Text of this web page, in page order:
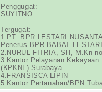
Penggugat:
SUYITNO
Tergugat:
1.PT. BPR LESTARI
Penerus BPR BABAT
2.NURUL FITRIA, SH, M.Kn
3.Kantor Pelayanan Kekayaan
(KPKNL) Surabaya
4.FRANSISCA LIPIN
5.Kantor Pertanahan/BPN